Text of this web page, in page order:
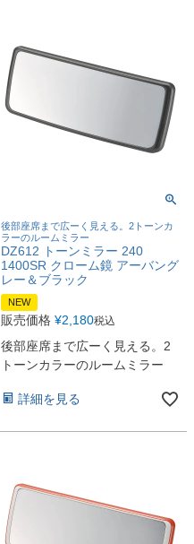
後部座席まで広ーく見える。2トーンカ
ラーのルームミラー
DZ612 トーンミラー 240
1400SR クローム鏡 アーバング
レー＆ブラック
NEW
販売価格 ¥2,180税込
後部座席まで広ーく見える。2
トーンカラーのルームミラー
詳細を見る